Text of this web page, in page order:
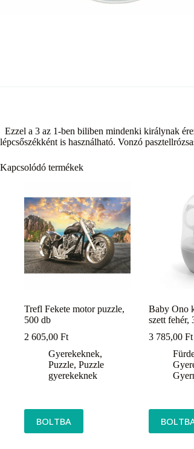
Ezzel a 3 az 1-ben biliben mindenki királynak
lépcsőszékként is használható. Vonzó
Kapcsolódó termékek
Trefl Fekete motor puzzle,
500 db
2 605,00 Ft
Gyerekeknek,
Puzzle, Puzzle
gyerekeknek
BOLTBA
Baby Ono
szett fehér,
3 785,00Ft